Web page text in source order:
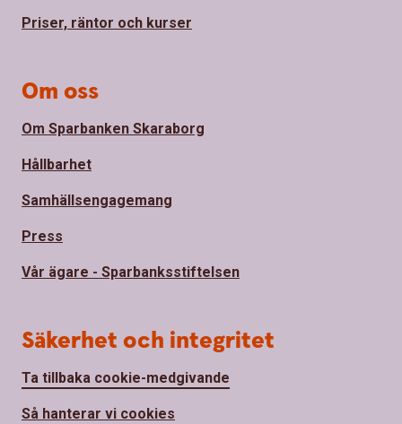
Priser, räntor och kurser
Om oss
Om Sparbanken Skaraborg
Hållbarhet
Samhällsengagemang
Press
Vår ägare - Sparbanksstiftelsen
Säkerhet och integritet
Ta tillbaka cookie-medgivande
Så hanterar vi cookies